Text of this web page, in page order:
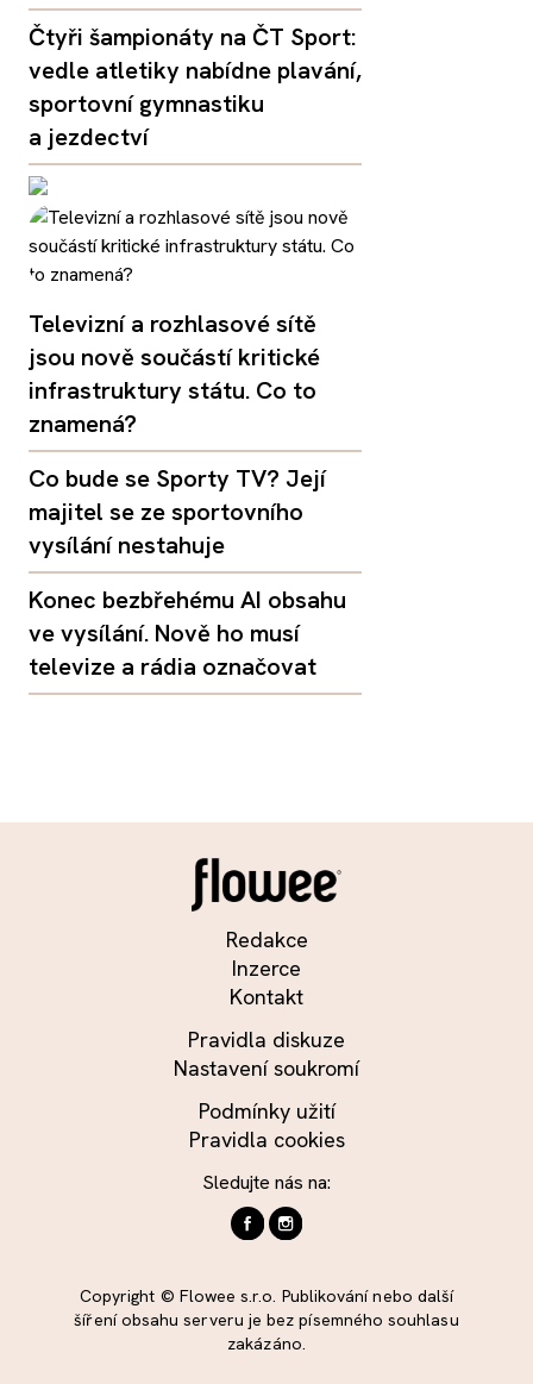
Čtyři šampionáty na ČT Sport:
vedle atletiky nabídne plavání,
sportovní gymnastiku
a jezdectví
Televizní a rozhlasové sítě
jsou nově součástí kritické
infrastruktury státu. Co to
znamená?
Co bude se Sporty TV? Její
majitel se ze sportovního
vysílání nestahuje
Konec bezbřehému AI obsahu
ve vysílání. Nově ho musí
televize a rádia označovat
Redakce
Inzerce
Kontakt
Pravidla diskuze
Nastavení soukromí
Podmínky užití
Pravidla cookies
Sledujte nás na:
Copyright © Flowee s.r.o. Publikování nebo další
šíření obsahu serveru je bez písemného souhlasu
zakázáno.